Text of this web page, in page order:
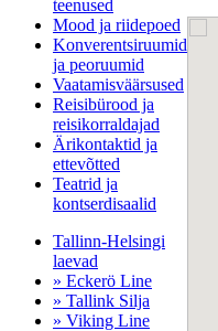
teenused
Mood ja riidepoed
Konverentsiruumid
ja peoruumid
Vaatamisväärsused
Reisibürood ja
reisikorraldajad
Ärikontaktid ja
ettevõtted
Teatrid ja
kontserdisaalid
Tallinn-Helsingi
laevad
» Eckerö Line
» Tallink Silja
» Viking Line